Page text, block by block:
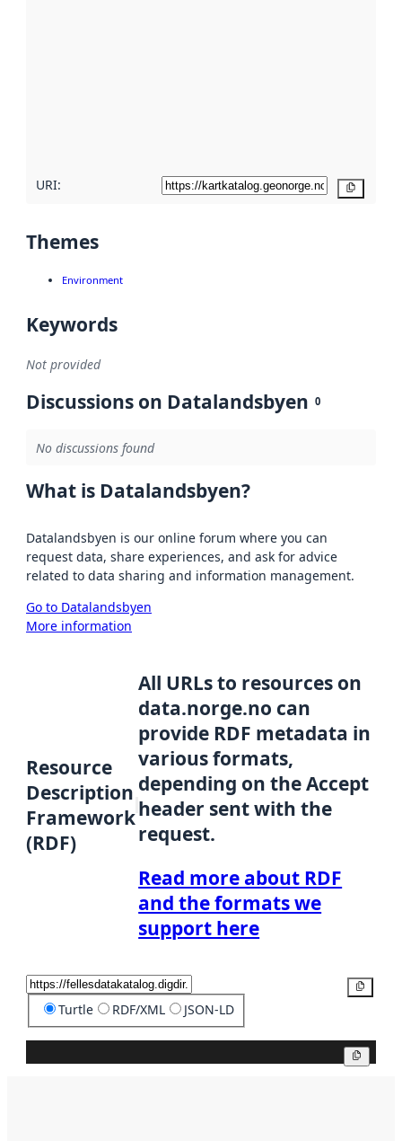
URI:
Themes
Environment
Keywords
Not provided
Discussions on Datalandsbyen 0
No discussions found
What is Datalandsbyen?
Datalandsbyen is our online forum where you can
request data, share experiences, and ask for advice
related to data sharing and information management.
Go to Datalandsbyen
More information
Resource
Description
Framework
(RDF)
All URLs to resources on
data.norge.no can
provide RDF metadata in
various formats,
depending on the Accept
header sent with the
request.
Read more about RDF
and the formats we
support here
Turtle RDF/XML JSON-LD